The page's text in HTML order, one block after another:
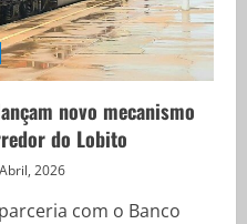
novo mecanismo
do Lobito
2026
com o Banco